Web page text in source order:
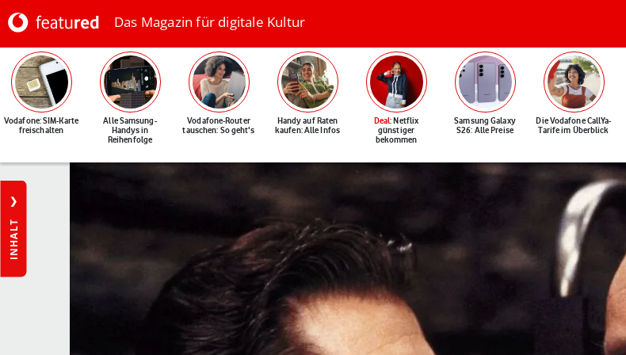
Das Magazin für digitale Kultur
Vodafone: SIM-Karte
freischalten
Alle Samsung-
Handys in
Reihenfolge
Vodafone-Router
tauschen: So geht's
Handy auf Raten
kaufen: Alle Infos
Deal: Netflix
günstiger
bekommen
Samsung Galaxy
S26: Alle Preise
Die Vodafone CallYa-
Tarife im Überblick
INHALT